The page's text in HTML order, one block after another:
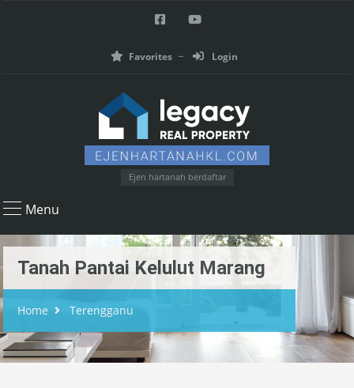
Favorites Login
Ejen hartanah berdaftar
Menu
Tanah Pantai Kelulut Marang
Home Terengganu